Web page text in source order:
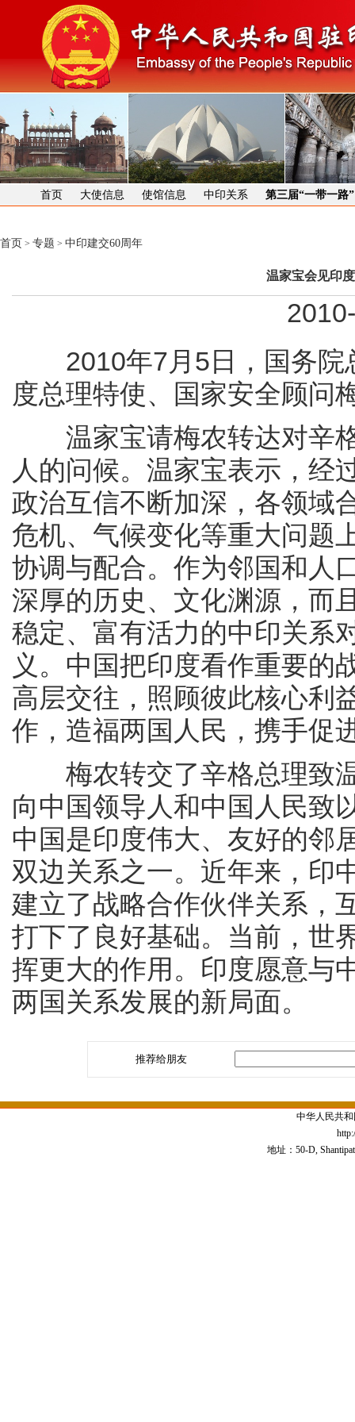
首页 大使信息 使馆信息 中印关系 第三届“一带一路
首页 > 专题 > 中印建交60周年
温家宝会见印
2010年7月5日，国务院
度总理特使、国家安全顾问
温家宝请梅农转达对辛格
人的问候。温家宝表示，经
政治互信不断加深，各领域
危机、气候变化等重大问题
协调与配合。作为邻国和人
深厚的历史、文化渊源，而
稳定、富有活力的中印关系
义。中国把印度看作重要的
高层交往，照顾彼此核心利
作，造福两国人民，携手促
梅农转交了辛格总理致温
向中国领导人和中国人民致
中国是印度伟大、友好的邻
双边关系之一。近年来，印
建立了战略合作伙伴关系，
打下了良好基础。当前，世
挥更大的作用。印度愿意与
两国关系发展的新局面。
推荐给朋友
中华人民共
地址：50-D,